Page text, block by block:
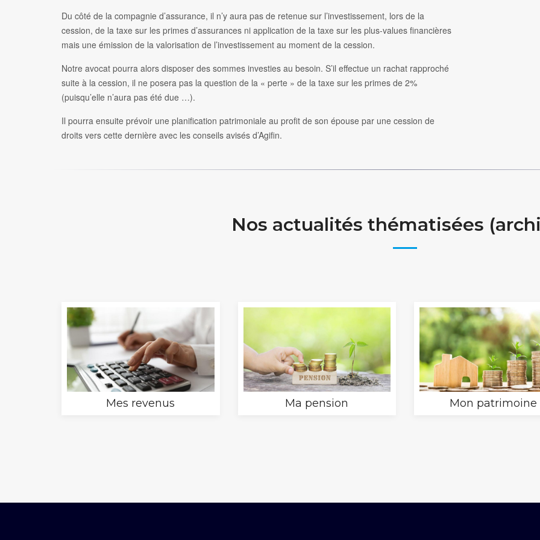
Du côté de la compagnie d’assurance, il n’y aura pas de retenue sur l’investissement, lors de la
cession, de la taxe sur les primes d’assurances ni application de la taxe sur les plus-values financières
mais une émission de la valorisation de l’investissement au moment de la cession.
Notre avocat pourra alors disposer des sommes investies au besoin. S’il effectue un rachat rapproché
suite à la cession, il ne posera pas la question de la « perte » de la taxe sur les primes de 2%
(puisqu’elle n’aura pas été due …).
Il pourra ensuite prévoir une planification patrimoniale au profit de son épouse par une cession de
droits vers cette dernière avec les conseils avisés d’Agifin.
Nos actualités thématisées
Mes revenus Ma pension Mon patrimoine